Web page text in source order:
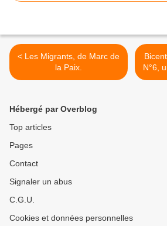
< Les Migrants, de Marc de
la Paix.
N°6,
Hébergé par Overblog
Top articles
Pages
Contact
Signaler un abus
C.G.U.
Cookies et données personnelles